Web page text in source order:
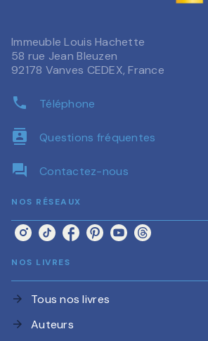
Immeuble Louis Hachette
58 rue Jean Bleuzen
92178 Vanves CEDEX, France
phone Téléphone
contacts Questions fréquentes
question_answer Contactez-nous
NOS RÉSEAUX
NOS LIVRES
arrow_forward Tous nos livres
arrow_forward Auteurs